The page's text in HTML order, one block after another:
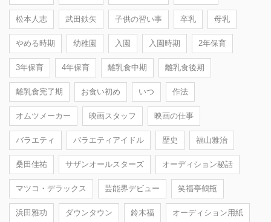
松本人志 武田鉄矢 子供の習い事 卒乳 母乳
やめる時期 幼稚園 入園 入園時期 2年保育
3年保育 4年保育 離乳食中期 離乳食後期
離乳食完了期 お食い初め いつ 作法
オムツメーカー 映画スタッフ 映画の仕事
バラエティ バラエティアイドル 歴史 福山雅治
桑田佳祐 サザンオールスターズ オーディション秘話
マツコ・デラックス 芸能界デビュー 笑福亭鶴瓶
浜田雅功 ダウンタウン 鈴木福 オーディション用紙